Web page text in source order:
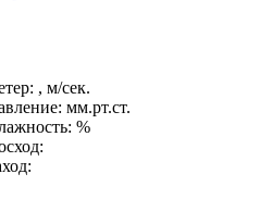
, м/сек.
мм.рт.ст.
%